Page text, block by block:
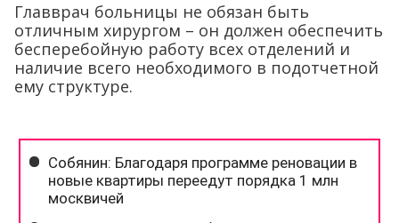
Главврач больницы не обязан быть
отличным хирургом – он должен обеспечить
бесперебойную работу всех отделений и
наличие всего необходимого в подотчетной
ему структуре.